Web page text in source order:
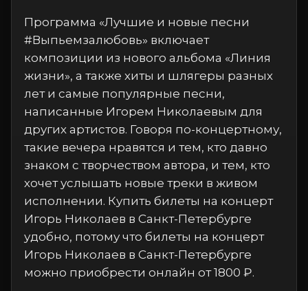
Программа «Лучшие и новые песни
#Выпьемзалюбовь» включает
композиции из нового альбома «Линия
жизни», а также хиты и шлягеры разных
лет и самые популярные песни,
написанные Игорем Николаевым для
других артистов. Говоря по-концертному,
такие вечера нравятся и тем, кто давно
знаком с творчеством автора, и тем, кто
хочет услышать новые треки в живом
исполнении. Купить билеты на концерт
Игорь Николаев в Санкт-Петербурге
удобно, потому что билеты на концерт
Игорь Николаев в Санкт-Петербурге
можно приобрести онлайн от 1800 ₽.